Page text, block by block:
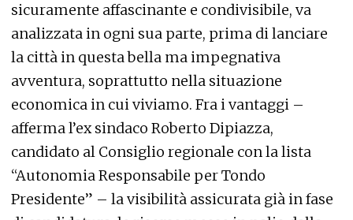
sicuramente affascinante e condivisibile, va
analizzata in ogni sua parte, prima di lanciare
la città in questa bella ma impegnativa
avventura, soprattutto nella situazione
economica in cui viviamo. Fra i vantaggi –
afferma l’ex sindaco Roberto Dipiazza,
candidato al Consiglio regionale con la lista
“Autonomia Responsabile per Tondo
Presidente” – la visibilità assicurata già in fase